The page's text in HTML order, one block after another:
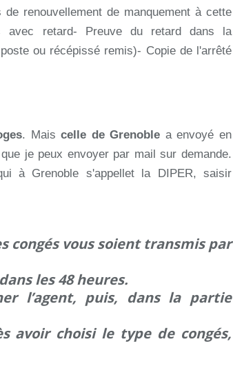
de renouvellement de manquement à cette
avec retard- Preuve du retard dans la
ou récépissé remis)- Copie de l'arrêté
. Maiscelle de Grenoble a envoyé en
je peux envoyer par mail sur demande.
à Grenoble s'appellet la DIPER, saisir
congés vous soient transmis par
les 48 heures.
l’agent, puis, dans la partie
avoir choisi le type de congés,